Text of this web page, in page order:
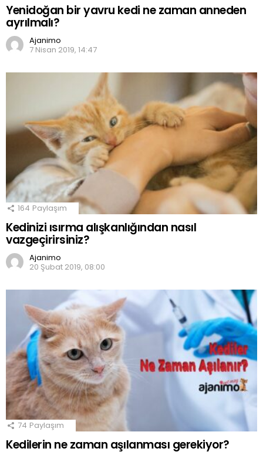
Yenidoğan bir yavru kedi ne zaman anneden
ayrılmalı?
Ajanimo
7 Nisan 2019, 14:47
164 Paylaşım
Kedinizi ısırma alışkanlığından nasıl
vazgeçirirsiniz?
Ajanimo
20 Şubat 2019, 08:00
74 Paylaşım
Kedilerin ne zaman aşılanması gerekiyor?